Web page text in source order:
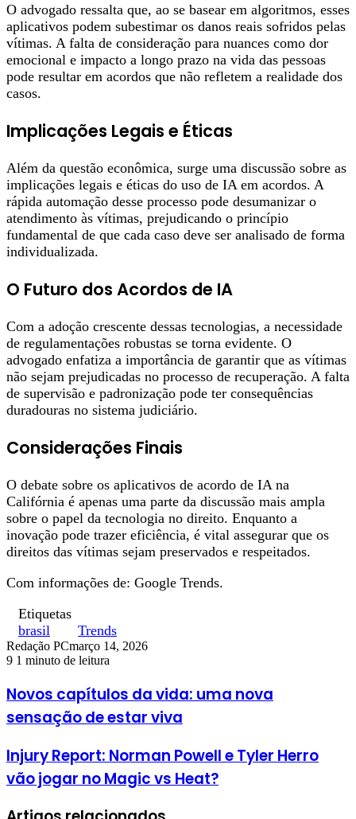
O advogado ressalta que, ao se basear em algoritmos, esses
aplicativos podem subestimar os danos reais sofridos pelas
vítimas. A falta de consideração para nuances como dor
emocional e impacto a longo prazo na vida das pessoas
pode resultar em acordos que não refletem a realidade dos
casos.
Implicações Legais e Éticas
Além da questão econômica, surge uma discussão sobre as
implicações legais e éticas do uso de IA em acordos. A
rápida automação desse processo pode desumanizar o
atendimento às vítimas, prejudicando o princípio
fundamental de que cada caso deve ser analisado de forma
individualizada.
O Futuro dos Acordos de IA
Com a adoção crescente dessas tecnologias, a necessidade
de regulamentações robustas se torna evidente. O
advogado enfatiza a importância de garantir que as vítimas
não sejam prejudicadas no processo de recuperação. A falta
de supervisão e padronização pode ter consequências
duradouras no sistema judiciário.
Considerações Finais
O debate sobre os aplicativos de acordo de IA na
Califórnia é apenas uma parte da discussão mais ampla
sobre o papel da tecnologia no direito. Enquanto a
inovação pode trazer eficiência, é vital assegurar que os
direitos das vítimas sejam preservados e respeitados.
Com informações de: Google Trends.
Etiquetas
brasil
Trends
Redação PCmarço 14, 2026
9 1 minuto de leitura
Novos capítulos da vida: uma nova
sensação de estar viva
Injury Report: Norman Powell e Tyler Herro
vão jogar no Magic vs Heat?